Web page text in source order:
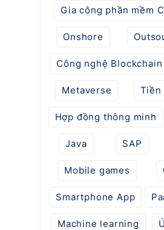
Gia công phần mềm
Onshore
Công nghệ Blockchain
Metaverse
Hợp đồng thông minh
Java SAP
Mobile games
Smartphone App
Machine learning